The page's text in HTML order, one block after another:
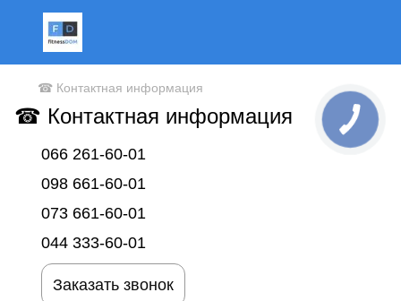
☎ Контактная информация
☎ Контактная информация
066 261-60-01
098 661-60-01
073 661-60-01
044 333-60-01
Заказать звонок